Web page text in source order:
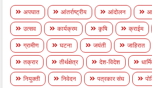
अपघात आंतर्राष्ट्रीय आंदोलन
उत्सव
कार्यक्रम कृषि क्राईम
ग्रामीण
घटना जयंती जाहिरात
तक्रार
तीर्थक्षेत्र देश-विदेश
नियुक्ती
निवेदन पत्रकार संघ